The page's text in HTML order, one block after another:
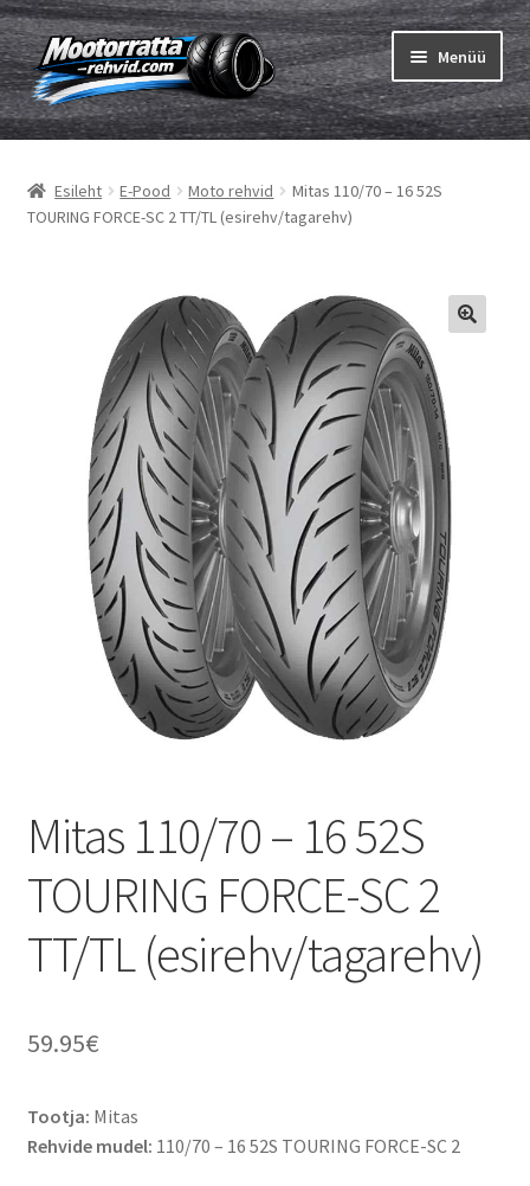
Liigu
navigeerimisele
Liigu
sisu
juurde
Menüü
Rehvid
Ava
Sisekumm
Ava
Kontakt
Esileht E-Pood Moto rehvid
Mitas 110/70 – 16 52S
TOURING FORCE-SC 2 TT/TL (esirehv/tagarehv)
Mitas 110/70 – 16 52S
TOURING FORCE-SC 2
TT/TL (esirehv/tagarehv)
59.95€
Tootja: Mitas
Rehvide mudel: 110/70 – 16 52S TOURING FORCE-SC 2